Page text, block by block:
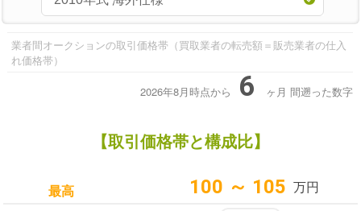
業者間オークションの取引価格帯（買取業者の転売額＝販売業者の仕入
れ価格帯）
2026年8月時点から 6 ヶ月 間遡った数字
【取引価格帯と構成比】
最高 100 ～ 105 万円